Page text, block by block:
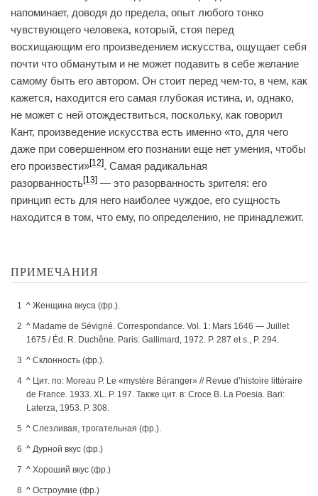
напоминает, доводя до предела, опыт любого тонко
чувствующего человека, который, стоя перед
восхищающим его произведением искусства, ощущает себя
почти что обманутым и не может подавить в себе желание
самому быть его автором. Он стоит перед чем-то, в чем, как
кажется, находится его самая глубокая истина, и, однако,
не может с ней отождествиться, поскольку, как говорил
Кант, произведение искусства есть именно «то, для чего
даже при совершенном его познании еще нет умения, чтобы
его произвести»[12]. Самая радикальная
разорванность[13] — это разорванность зрителя: его
принцип есть для него наиболее чуждое, его сущность
находится в том, что ему, по определению, не принадлежит.
ПРИМЕЧАНИЯ
^ Женщина вкуса (фр.).
^ Madame de Sévigné. Correspondance. Vol. 1: Mars 1646 — Juillet
1675 / Éd. R. Duchêne. Paris: Gallimard, 1972. P. 287 et s., P. 294.
^ Склонность (фр.).
^ Цит. по: Moreau P. Le «mystère Béranger» // Revue d’histoire littéraire
de France. 1933. XL. P. 197. Также цит. в: Croce B. La Poesia. Bari:
Laterza, 1953. P. 308.
^ Слезливая, трогательная (фр.).
^ Дурной вкус (фр.)
^ Хороший вкус (фр.)
^ Остроумие (фр.)